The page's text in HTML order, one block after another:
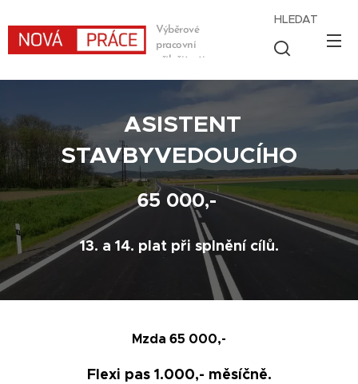
Výběrové
pracovní
příležitosti
HLEDAT
ASISTENT
STAVBYVEDOUCÍHO
65 000,-
13. a 14. plat při splnění cílů.
Mzda 65 000,-
Flexi pas 1.000,- měsíčně.